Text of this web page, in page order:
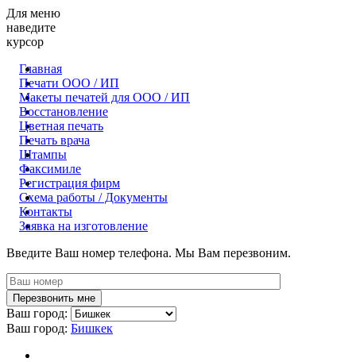
Для меню
наведите
курсор
Главная
Печати ООО / ИП
Макеты печатей для OOO / ИП
Восстановление
Цветная печать
Печать врача
Штампы
Факсимиле
Регистрация фирм
Схема работы / Документы
Контакты
Заявка на изготовление
Введите Ваш номер телефона. Мы Вам перезвоним.
Ваш город:
Ваш город: Бишкек